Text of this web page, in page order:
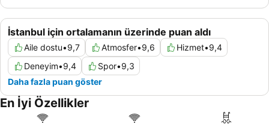
İstanbul için ortalamanın üzerinde puan aldı
Aile dostu•9,7 Atmosfer•9,6 Hizmet•9,4
Deneyim•9,4 Spor•9,3
Daha fazla puan göster
En İyi Özellikler